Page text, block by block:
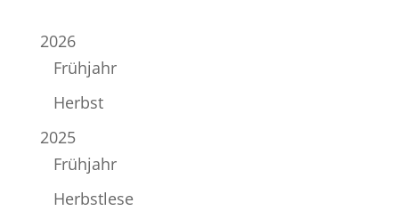
2026
Frühjahr
Herbst
2025
Frühjahr
Herbstlese